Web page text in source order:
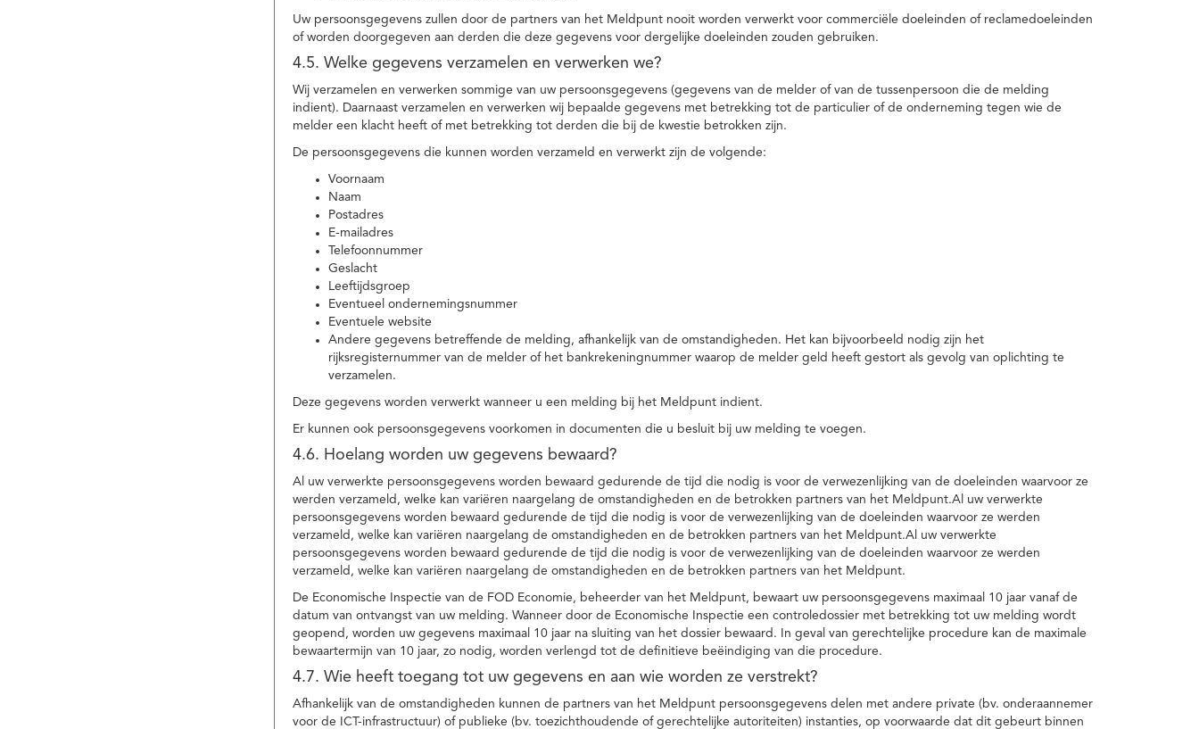
Uw persoonsgegevens zullen door de partners van het Meldpunt nooit worden verwerkt voor commerciële doeleinden of reclamedoeleinden
of worden doorgegeven aan derden die deze gegevens voor dergelijke doeleinden zouden gebruiken.
4.5. Welke gegevens verzamelen en verwerken we?
Wij verzamelen en verwerken sommige van uw persoonsgegevens (gegevens van de melder of van de tussenpersoon die de melding
indient). Daarnaast verzamelen en verwerken wij bepaalde gegevens met betrekking tot de particulier of de onderneming tegen wie de
melder een klacht heeft of met betrekking tot derden die bij de kwestie betrokken zijn.
De persoonsgegevens die kunnen worden verzameld en verwerkt zijn de volgende:
Voornaam
Naam
Postadres
E-mailadres
Telefoonnummer
Geslacht
Leeftijdsgroep
Eventueel ondernemingsnummer
Eventuele website
Andere gegevens betreffende de melding, afhankelijk van de omstandigheden. Het kan bijvoorbeeld nodig zijn het
rijksregisternummer van de melder of het bankrekeningnummer waarop de melder geld heeft gestort als gevolg van oplichting te
verzamelen.
Deze gegevens worden verwerkt wanneer u een melding bij het Meldpunt indient.
Er kunnen ook persoonsgegevens voorkomen in documenten die u besluit bij uw melding te voegen.
4.6. Hoelang worden uw gegevens bewaard?
Al uw verwerkte persoonsgegevens worden bewaard gedurende de tijd die nodig is voor de verwezenlijking van de doeleinden waarvoor ze
werden verzameld, welke kan variëren naargelang de omstandigheden en de betrokken partners van het Meldpunt.Al uw verwerkte
persoonsgegevens worden bewaard gedurende de tijd die nodig is voor de verwezenlijking van de doeleinden waarvoor ze werden
verzameld, welke kan variëren naargelang de omstandigheden en de betrokken partners van het Meldpunt.Al uw verwerkte
persoonsgegevens worden bewaard gedurende de tijd die nodig is voor de verwezenlijking van de doeleinden waarvoor ze werden
verzameld, welke kan variëren naargelang de omstandigheden en de betrokken partners van het Meldpunt.
De Economische Inspectie van de FOD Economie, beheerder van het Meldpunt, bewaart uw persoonsgegevens maximaal 10 jaar vanaf de
datum van ontvangst van uw melding. Wanneer door de Economische Inspectie een controledossier met betrekking tot uw melding wordt
geopend, worden uw gegevens maximaal 10 jaar na sluiting van het dossier bewaard. In geval van gerechtelijke procedure kan de maximale
bewaartermijn van 10 jaar, zo nodig, worden verlengd tot de definitieve beëindiging van die procedure.
4.7. Wie heeft toegang tot uw gegevens en aan wie worden ze verstrekt?
Afhankelijk van de omstandigheden kunnen de partners van het Meldpunt persoonsgegevens delen met andere private (bv. onderaannemer
voor de ICT-infrastructuur) of publieke (bv. toezichthoudende of gerechtelijke autoriteiten) instanties, op voorwaarde dat dit gebeurt binnen